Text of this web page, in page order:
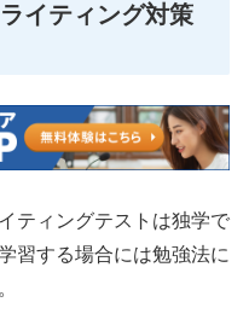
イティング対策
ティングテストは独学で
習する場合には勉強法に